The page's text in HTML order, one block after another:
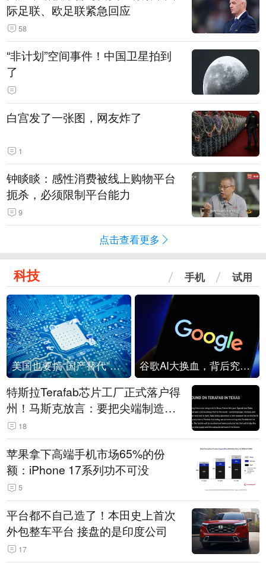
际足联、欧足联紧急回应
58
“非计划”空间事件！中国卫星拍到
了
白宫发了一张图，网友炸了
1
钟睒睒：感性消费被线上购物平台
扼杀，必须限制平台能力
9
点击查看更多
科技 手机 试用
美国也要搞“国产替代”？先算清三笔账 谷歌AI大换血，背后究竟发生了什么？
特斯拉Terafab芯片工厂正式落户得
州！马斯克放言：要把尖端制造带
回美国
18
苹果拿下高端手机市场65%的份
额：iPhone 17系列功不可没
5
平台都不自己造了！本田史上首次
外包整车平台 接盘的是印度公司
17